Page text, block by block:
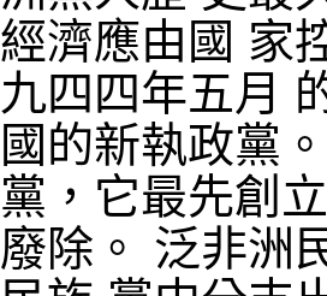
經濟應由國 家
九四四年五月
國的新執政黨
黨，它最先創
廢除。 泛非洲